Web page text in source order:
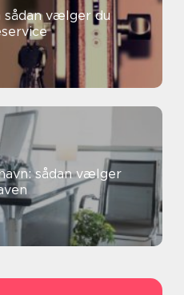
sådan vælger